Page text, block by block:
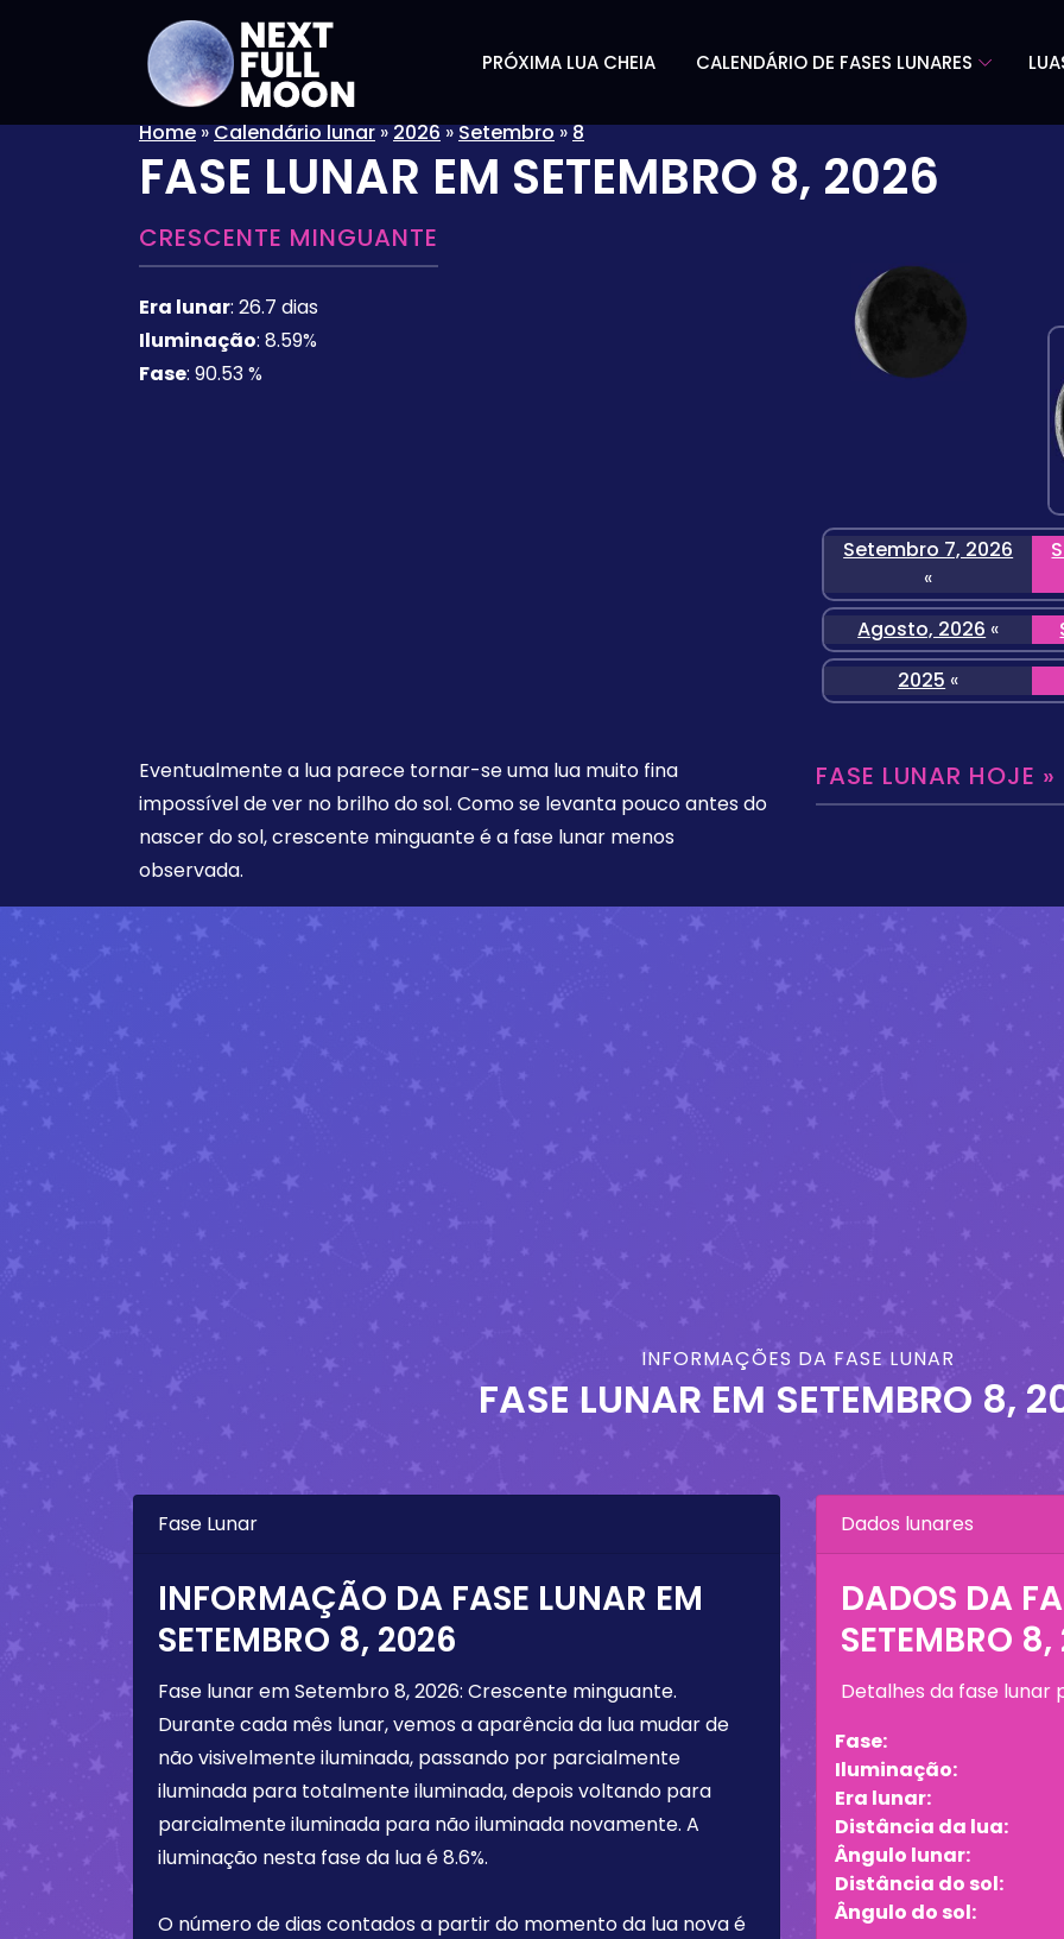
PRÓXIMA LUA CHEIA CALENDÁRIO DE FASES LUNARES
Home»Calendário lunar»2026»Setembro»8
FASE LUNAR EM SETEMBRO 8, 2026
CRESCENTE MINGUANTE
Era lunar: 26.7 dias
Iluminação: 8.59%
Fase: 90.53 %
Setembro 7, 2026
«
Agosto, 2026 «
2025 «
Eventualmente a lua parece tornar-se uma lua muito fina
impossível de ver no brilho do sol. Como se levanta pouco antes do
nascer do sol, crescente minguante é a fase lunar menos
observada.
FASE LUNAR HOJE
INFORMAÇÕES DA FASE LUNAR
FASE LUNAR EM SETEMBRO 8,
Fase Lunar
INFORMAÇÃO DA FASE LUNAR EM
SETEMBRO 8, 2026
Fase lunar emSetembro 8, 2026: Crescente minguante.
Durante cada mês lunar, vemos a aparência da lua mudar de
não visivelmente iluminada, passando por parcialmente
iluminada para totalmente iluminada, depois voltando para
parcialmente iluminada para não iluminada novamente. A
iluminação nesta fase da lua é8.6%.
O número de dias contados a partir do momento da lua nova é
Dados lunares
DADOS DA
SETEMBRO
Detalhes da fase lunar
Fase:
Iluminação:
Era lunar:
Distância da lua:
Ângulo lunar:
Distância do sol:
Ângulo do sol: